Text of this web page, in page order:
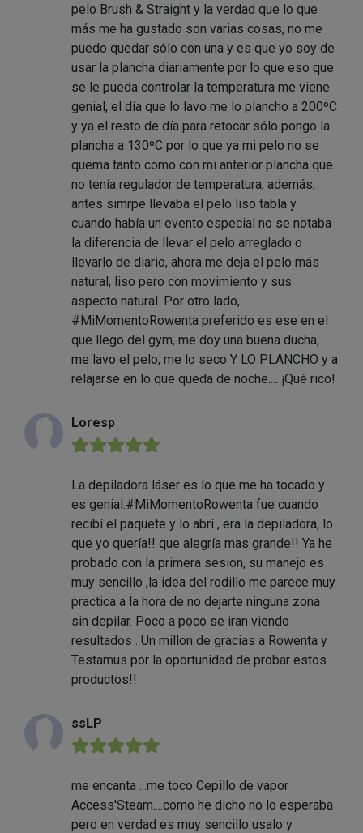
pelo Brush & Straight y la verdad que lo que
más me ha gustado son varias cosas, no me
puedo quedar sólo con una y es que yo soy de
usar la plancha diariamente por lo que eso que
se le pueda controlar la temperatura me viene
genial, el día que lo lavo me lo plancho a 200ºC
y ya el resto de día para retocar sólo pongo la
plancha a 130ºC por lo que ya mi pelo no se
quema tanto como con mi anterior plancha que
no tenía regulador de temperatura, además,
antes simrpe llevaba el pelo liso tabla y
cuando había un evento especial no se notaba
la diferencia de llevar el pelo arreglado o
llevarlo de diario, ahora me deja el pelo más
natural, liso pero con movimiento y sus
aspecto natural. Por otro lado,
#MiMomentoRowenta preferido es ese en el
que llego del gym, me doy una buena ducha,
me lavo el pelo, me lo seco Y LO PLANCHO y a
relajarse en lo que queda de noche.... ¡Qué rico!
Loresp
★★★★★
La depiladora láser es lo que me ha tocado y
es genial.#MiMomentoRowenta fue cuando
recibí el paquete y lo abrí , era la depiladora, lo
que yo quería!! que alegría mas grande!! Ya he
probado con la primera sesion, su manejo es
muy sencillo ,la idea del rodillo me parece muy
practica a la hora de no dejarte ninguna zona
sin depilar. Poco a poco se iran viendo
resultados . Un millon de gracias a Rowenta y
Testamus por la oportunidad de probar estos
productos!!
ssLP
★★★★★
me encanta ...me toco Cepillo de vapor
Access'Steam....como he dicho no lo esperaba
pero en verdad es muy sencillo usalo y